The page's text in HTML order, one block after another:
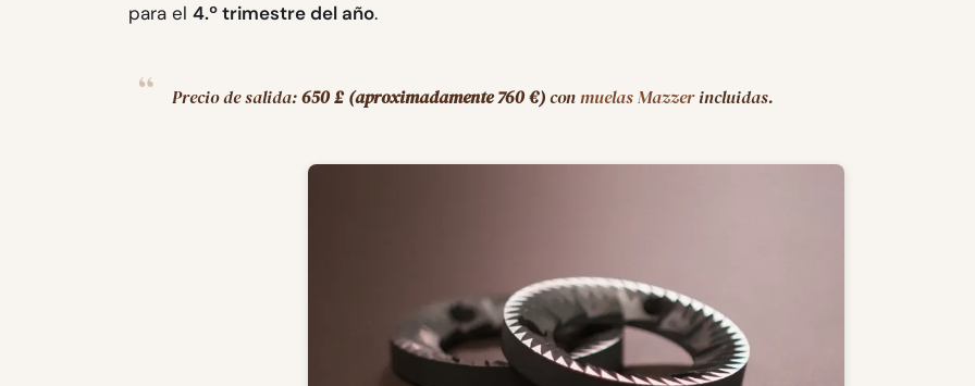
para el 4.º trimestre del año.
Precio de salida:650 £ (aproximadamente 760 €)conmuelas Mazzerincluidas.